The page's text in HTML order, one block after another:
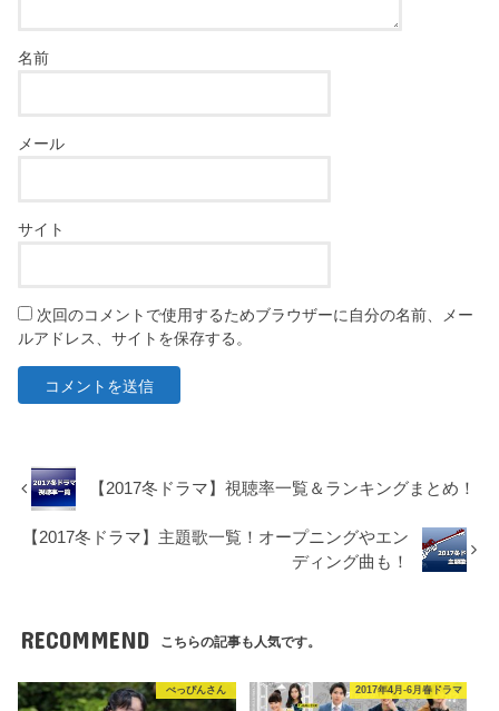
名前
メール
サイト
次回のコメントで使用するためブラウザーに自分の名前、メー
ルアドレス、サイトを保存する。
【2017冬ドラマ】視聴率一覧＆ランキングまとめ！
【2017冬ドラマ】主題歌一覧！オープニングやエン
ディング曲も！
RECOMMEND こちらの記事も人気です。
べっぴんさん 2017年4月-6月春ドラマ